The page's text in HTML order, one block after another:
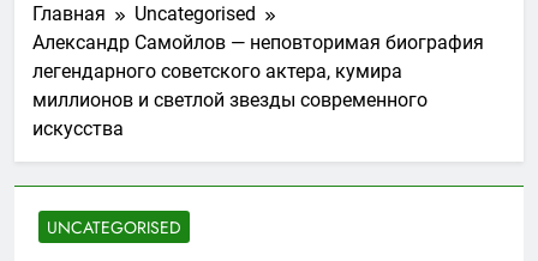
Главная
Uncategorised
Александр Самойлов — неповторимая биография
легендарного советского актера, кумира
миллионов и светлой звезды современного
искусства
UNCATEGORISED